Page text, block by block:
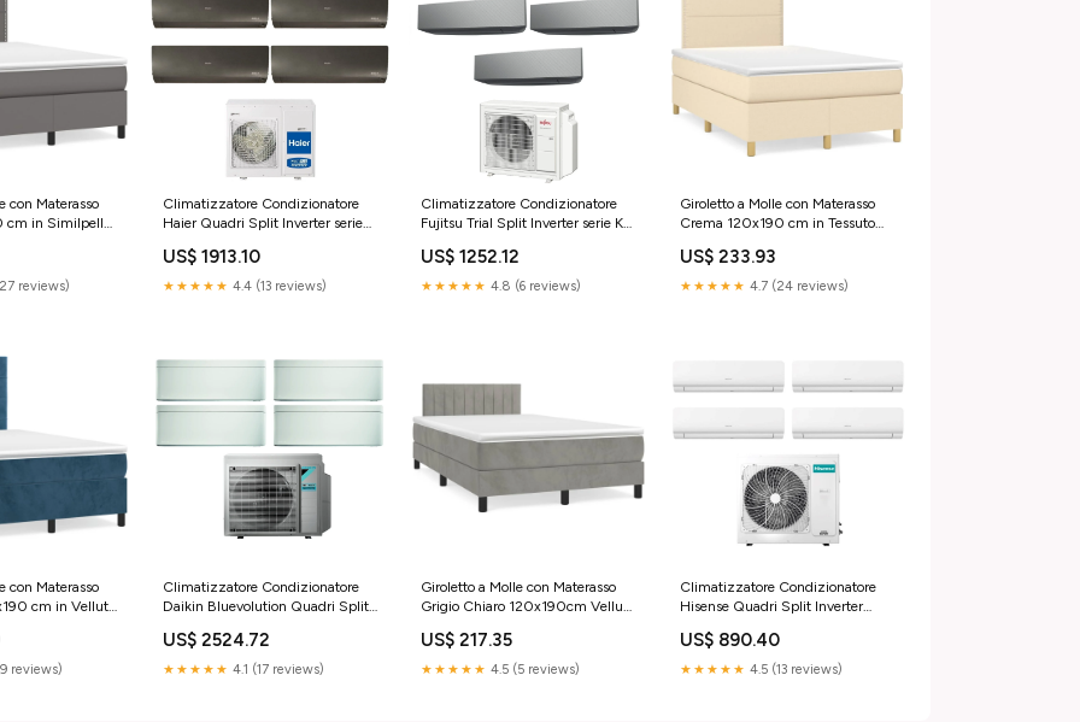
con Materasso
cm in Similpelle
reviews)
Climatizzatore Condizionatore
Haier Quadri Split Inverter serie
con 4U85S2SR3FA R-32 Wi-Fi
Integrato Colore Nero
US$ 1913.10
★★★★★ 4.4 (13 reviews)
Climatizzatore Condizionatore
Fujitsu Trial Split Inverter serie KE
AOYG24KBTA3 R-32 WI-Fi
Optional 7000+9000+12000
US$ 1252.12
★★★★★ 4.8 (6 reviews)
Giroletto a Molle con Materasso
Crema 120x190 cm in Tessuto
US$ 233.93
★★★★★ 4.7 (24 reviews)
con Materasso
cm in Velluto
reviews)
Climatizzatore Condizionatore
Daikin Bluevolution Quadri Split
5+7+9+12 con 4MXM68N R-32
Wi-Fi Integrato
US$ 2524.72
★★★★★ 4.1 (17 reviews)
Giroletto a Molle con Materasso
Grigio Chiaro 120x190cm Velluto
US$ 217.35
★★★★★ 4.5 (5 reviews)
Climatizzatore Condizionatore
Hisense Quadri Split Inverter
4AMW81U4RAA R-32 Wi-Fi
Integrato
US$ 890.40
★★★★★ 4.5 (13 reviews)